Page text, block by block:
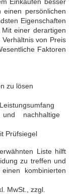
einen persönlichen
Eigenschaften
einer derartigen
von Preis
Faktoren
zu lösen
und nachhaltige
Prüfsiegel
Liste hilft
zu treffen und
kombinierten
MwSt., zzgl.